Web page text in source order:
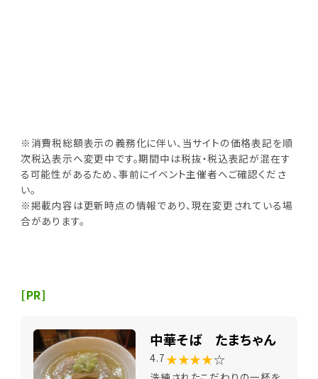
※消費税総額表示の義務化に伴い、当サイトの価格表記を順
次税込表示へ変更中です。期間中は税抜・税込表記が混在す
る可能性があるため、事前にイベント主催者へご確認くださ
い。
※掲載内容は更新時点の情報であり、現在変更されている場
合があります。
[PR]
中華そば たまちゃん
4.7 ★★★★☆